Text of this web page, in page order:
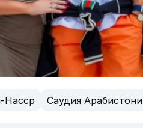
Насср Саудия Арабистони